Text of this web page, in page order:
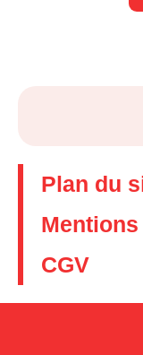
Plan du
CGV